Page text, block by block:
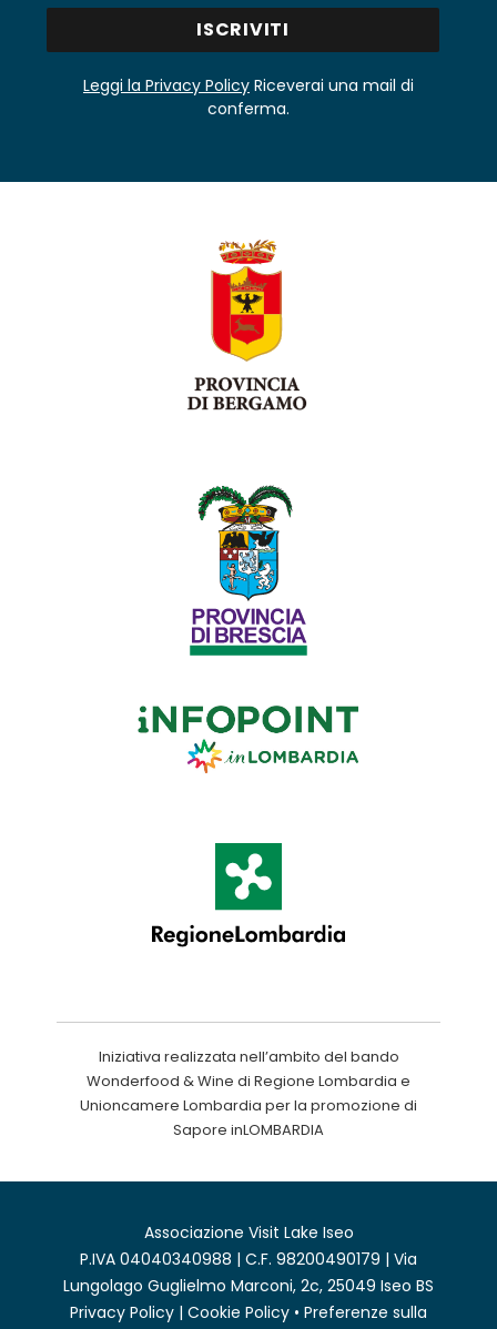
Leggi la Privacy Policy Riceverai una mail di
conferma.
Iniziativa realizzata nell’ambito del bando
Wonderfood & Wine di Regione Lombardia e
Unioncamere Lombardia per la promozione di
Sapore inLOMBARDIA
Associazione Visit Lake Iseo
P.IVA 04040340988 | C.F. 98200490179 | Via
Lungolago Guglielmo Marconi, 2c, 25049 Iseo BS
Privacy Policy | Cookie Policy • Preferenze sulla